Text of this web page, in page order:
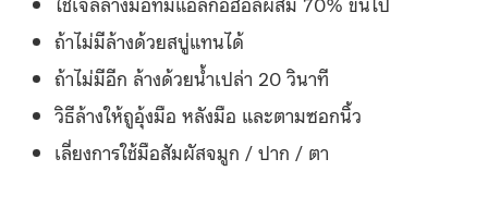
ถ้าไม่มีล้างด้วยสบู่แทนได้
ถ้าไม่มีอีก ล้างด้วยน้ำเปล่า 20 วินาที
วิธีล้างให้ถูอุ้งมือ หลังมือ และตามซอกนิ้ว
เลี่ยงการใช้มือสัมผัสจมูก / ปาก / ตา